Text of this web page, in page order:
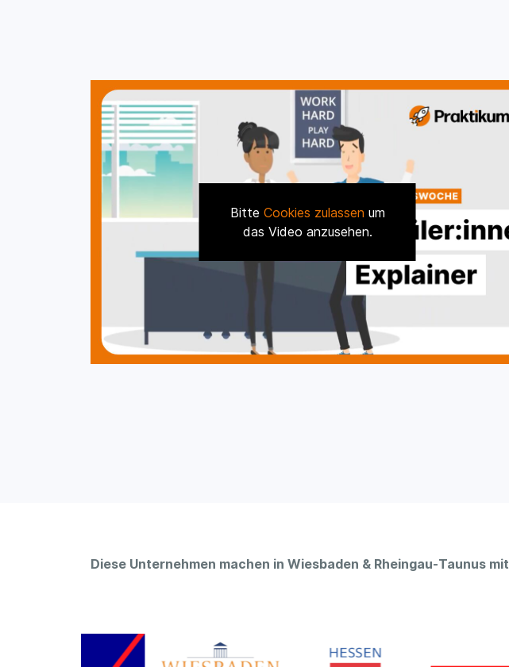
Bitte Cookies zulassen um
das Video anzusehen.
Diese Unternehmen machen in Wiesbaden & Rheingau-Taunus mit